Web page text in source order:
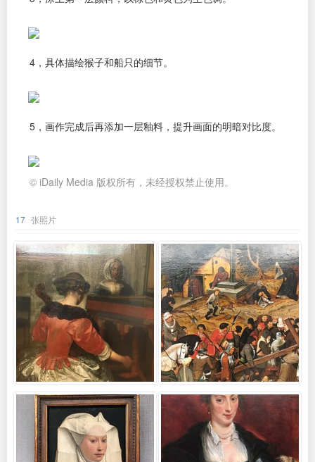
4，具体描绘猴子和船只的细节。
5，画作完成后再添加一层釉料，提升画面的明暗对比度。
© iDaily Media 版权所有，未经授权禁止使用。
17 张照片